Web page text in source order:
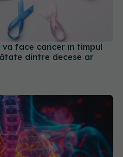
face cancer în timpul
dintre decese ar